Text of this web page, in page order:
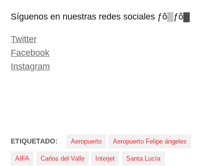
Síguenos en nuestras redes sociales ­ƒô▒­ƒô▓
Twitter
Facebook
Instagram
ETIQUETADO: Aeropuerto Aeropuerto Felipe ángeles
AIFA Carlos del Valle Interjet Santa Lucía